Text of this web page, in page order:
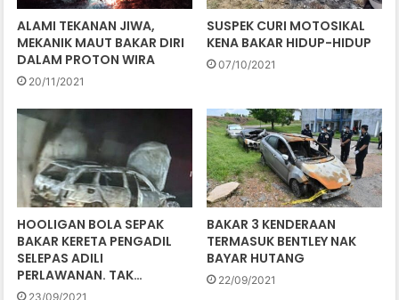
ALAMI TEKANAN JIWA,
MEKANIK MAUT BAKAR DIRI
DALAM PROTON WIRA
20/11/2021
SUSPEK CURI MOTOSIKAL
KENA BAKAR HIDUP-HIDUP
07/10/2021
HOOLIGAN BOLA SEPAK
BAKAR KERETA PENGADIL
SELEPAS ADILI
PERLAWANAN. TAK…
23/09/2021
BAKAR 3 KENDERAAN
TERMASUK BENTLEY NAK
BAYAR HUTANG
22/09/2021